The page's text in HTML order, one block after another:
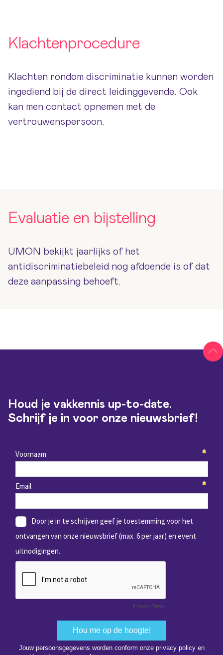
Klachtenprocedure
Klachten rondom discriminatie kunnen worden
ingediend bij de direct leidinggevende. Ook
kan men contact opnemen met de
vertrouwenspersoon.
Evaluatie en bijstelling
UMON bekijkt jaarlijks of het
antidiscriminatiebeleid nog afdoende is of dat
deze aanpassing behoeft.
Houd je vakkennis up-to-date.
Schrijf je in voor onze nieuwsbrief!